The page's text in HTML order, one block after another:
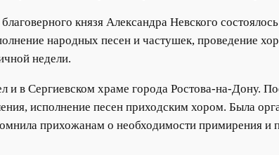
князя Александра Невского
народных песен и частушек, проведение
недели.
в Сергиевском храме города Ростова-на-Дону.
исполнение песен приходским хором. Была
прихожанам о необходимости примирения и